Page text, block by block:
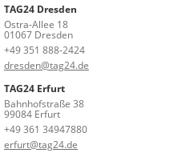
TAG24 Dresden
Ostra-Allee 18
01067 Dresden
+49 351 888-2424
dresden@tag24.de
TAG24 Erfurt
Bahnhofstraße 38
99084 Erfurt
+49 361 34947880
erfurt@tag24.de